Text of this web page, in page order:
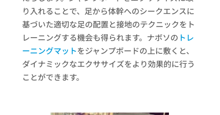
り入れることで、足から体幹へのシークエンスに
基づいた適切な足の配置と接地のテクニックをト
レーニングする機会も得られます。ナボソの トレ
ーニングマットをジャンプボードの上に敷くと、
ダイナミックなエクササイズをより効果的に行う
ことができます。